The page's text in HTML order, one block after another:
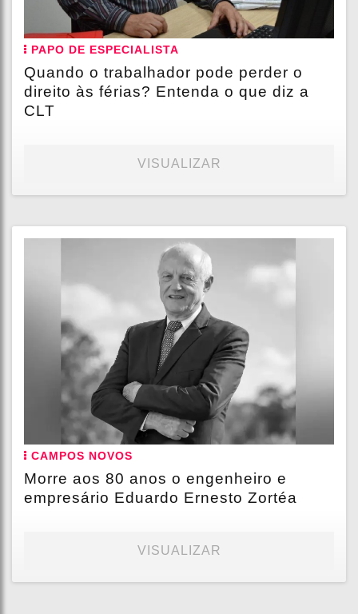
PAPO DE ESPECIALISTA
Quando o trabalhador pode perder o
direito às férias? Entenda o que diz a
CLT
VISUALIZAR
CAMPOS NOVOS
Morre aos 80 anos o engenheiro e
empresário Eduardo Ernesto Zortéa
VISUALIZAR